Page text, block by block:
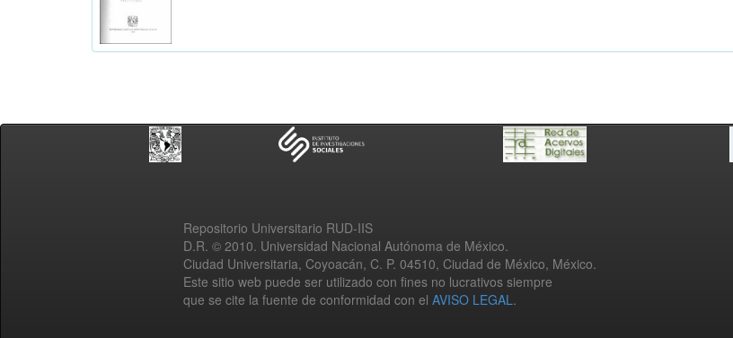
Repositorio Universitario RUD-IIS
D.R. © 2010. Universidad Nacional Autónoma de México.
Ciudad Universitaria, Coyoacán, C. P. 04510, Ciudad de México, México.
Este sitio web puede ser utilizado con fines no lucrativos siempre
que se cite la fuente de conformidad con el AVISO LEGAL.